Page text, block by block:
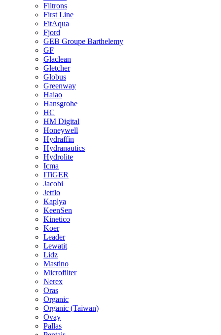
Filtrons
First Line
FitAqua
Fjord
GEB Groupe Barthelemy
GF
Glaclean
Gletcher
Globus
Greenway
Haiao
Hansgrohe
HC
HM Digital
Honeywell
Hydraffin
Hydranautics
Hydrolite
Icma
ITiGER
Jacobi
Jetflo
Kaplya
KeenSen
Kinetico
Koer
Leader
Lewatit
Lidz
Mastino
Microfilter
Nerex
Oras
Organic
Organic (Taiwan)
Ovay
Pallas